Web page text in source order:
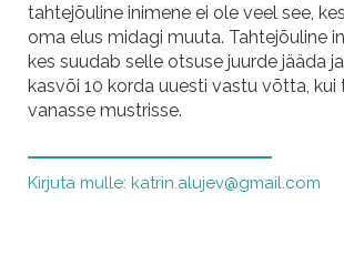
tahtejõuline inimene ei ole veel see,
oma elus midagi muuta. Tahtejõuline
kes suudab selle otsuse juurde jääda
kasvõi 10 korda uuesti vastu võtta, kui
vanasse mustrisse.
Kirjuta mulle: katrin.alujev@gmail.com